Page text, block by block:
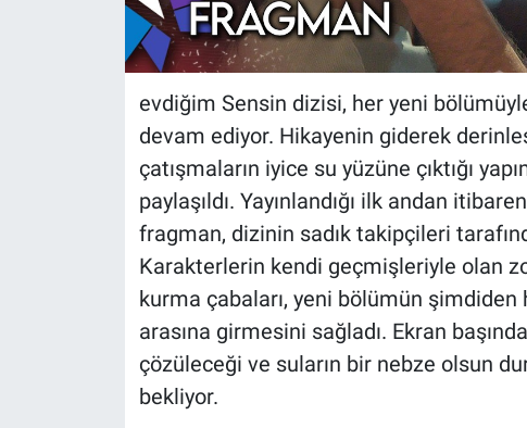
evdiğim Sensin dizisi, her yeni
devam ediyor. Hikayenin giderek
çatışmaların iyice su yüzüne çıktığı
paylaşıldı. Yayınlandığı ilk andan
fragman, dizinin sadık takipçileri
Karakterlerin kendi geçmişleriyle olan
kurma çabaları, yeni bölümün şimdiden
arasına girmesini sağladı. Ekran
çözüleceği ve suların bir nebze olsun
bekliyor.